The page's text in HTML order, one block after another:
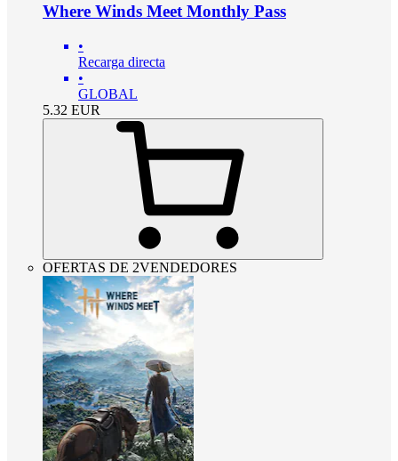
Where Winds Meet Monthly Pass
•
Recarga directa
•
GLOBAL
5.32 EUR
OFERTAS DE 2VENDEDORES